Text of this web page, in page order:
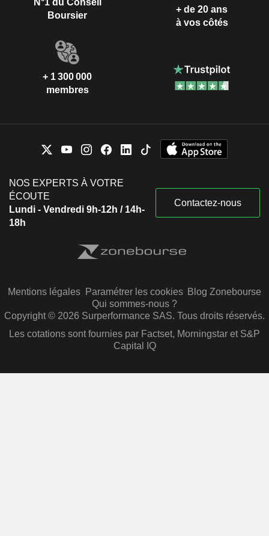
Boursier
+ de 20 ans
à vos côtés
+ 1 300 000
membres
NOS EXPERTS À VOTRE
ÉCOUTE
Lundi - Vendredi 9h-12h / 14h-
18h
Contactez-nous
Mentions légales Paramétrer les cookies Blog Zonebourse
Qui sommes-nous ?
Copyright © 2026 Surperformance SAS. Tous droits réservés.
Les cotations sont fournies par Factset, Morningstar et S&P
Capital IQ